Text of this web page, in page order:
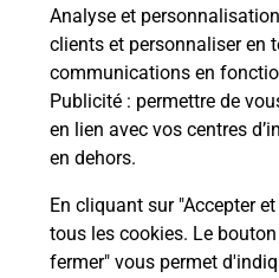
Analyse et personnalisation
clients et personnaliser en
communications en
Publicité : permettre de
en lien avec vos centres
en dehors.
En cliquant sur "Accepter
tous les cookies. Le
fermer" vous permet
Recherchez un
Questions
Quel réseau utilise